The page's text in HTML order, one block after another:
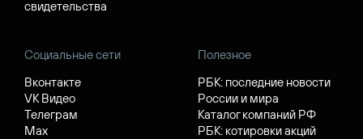
свидетельства
Социальные сети
Вконтакте
VK Видео
Телеграм
Max
Полезное
РБК: последние новости
России и мира
Каталог компаний РФ
РБК: котировки акций